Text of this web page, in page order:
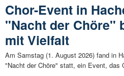
Chor-Event in
"Nacht der Chöre"
mit Vielfalt
Am Samstag (1. August 2026) fand in
"Nacht der Chöre" statt, ein Event, das